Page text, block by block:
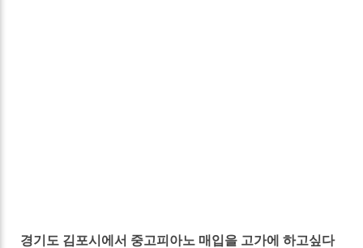
경기도 김포시에서 중고피아노 매입을 고가에 하고싶다